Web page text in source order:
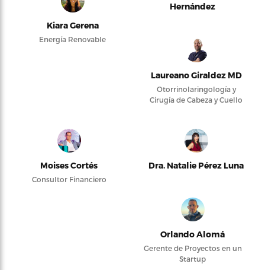
Kiara Gerena
Energía Renovable
Hernández
Laureano Giraldez MD
Otorrinolaringología y
Cirugía de Cabeza y Cuello
Moises Cortés
Consultor Financiero
Dra. Natalie Pérez Luna
Orlando Alomá
Gerente de Proyectos en un
Startup